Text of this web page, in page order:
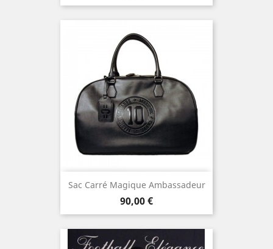
Sac Carré Magique Ambassadeur
Prezzo
90,00 €